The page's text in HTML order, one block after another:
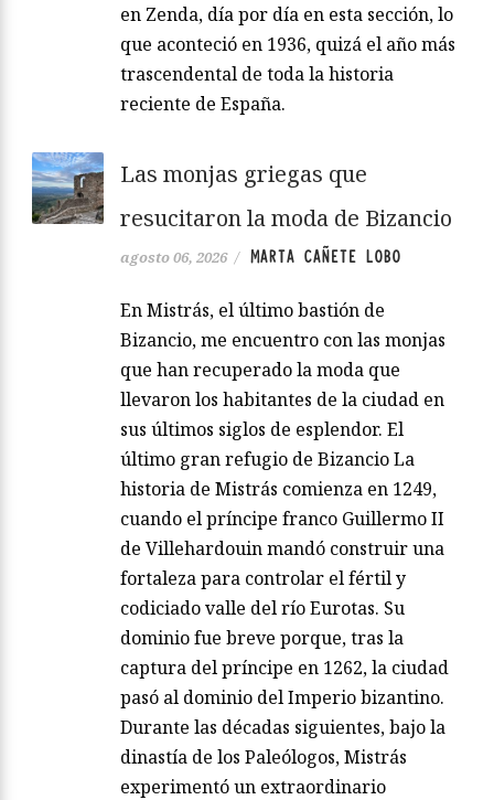
en Zenda, día por día en esta sección, lo
que aconteció en 1936, quizá el año más
trascendental de toda la historia
reciente de España.
Las monjas griegas que
resucitaron la moda de Bizancio
agosto 06, 2026 / MARTA CAÑETE LOBO
En Mistrás, el último bastión de
Bizancio, me encuentro con las monjas
que han recuperado la moda que
llevaron los habitantes de la ciudad en
sus últimos siglos de esplendor. El
último gran refugio de Bizancio La
historia de Mistrás comienza en 1249,
cuando el príncipe franco Guillermo II
de Villehardouin mandó construir una
fortaleza para controlar el fértil y
codiciado valle del río Eurotas. Su
dominio fue breve porque, tras la
captura del príncipe en 1262, la ciudad
pasó al dominio del Imperio bizantino.
Durante las décadas siguientes, bajo la
dinastía de los Paleólogos, Mistrás
experimentó un extraordinario